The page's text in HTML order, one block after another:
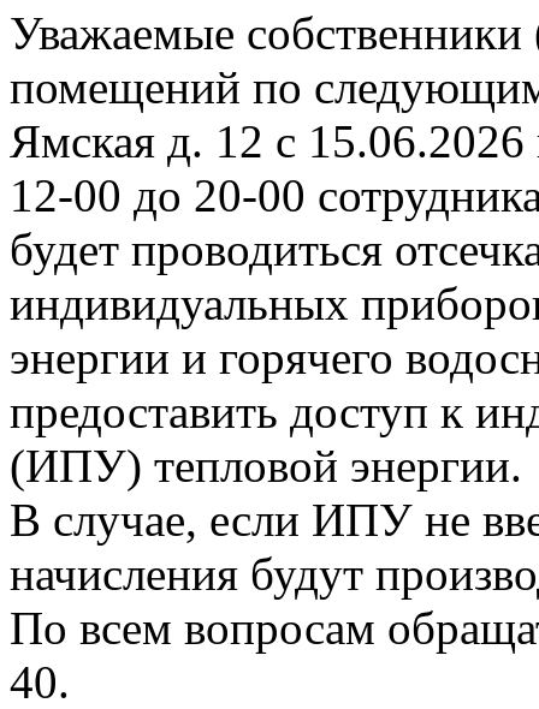
Уважаемые
помещений по
Ямская д. 12 с
12-00 до 20-00
будет проводиться
индивидуальных
энергии и горячего
предоставить доступ к
(ИПУ) тепловой энергии.
В случае, если ИПУ не
начисления будут
По всем вопросам
40.